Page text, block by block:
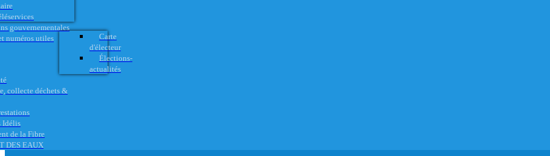
gouvernementales
numéros utiles
Carte
d'électeur
Élections-
actualités
collecte déchets &
Idélis
de la Fibre
DES EAUX